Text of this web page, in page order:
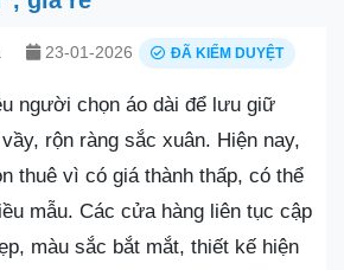
23-01-2026 ĐÃ KIỂM DUYỆT
người chọn áo dài để lưu giữ
rộn ràng sắc xuân. Hiện nay,
thuê vì có giá thành thấp, có thể
mẫu. Các cửa hàng liên tục cập
màu sắc bắt mắt, thiết kế hiện